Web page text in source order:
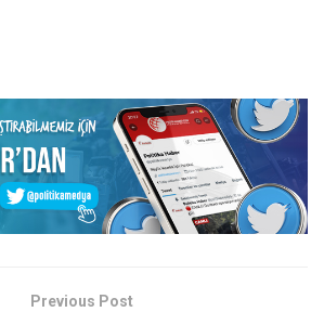
Previous Post